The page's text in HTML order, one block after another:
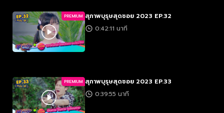
PREMIUM สุภาพบุรุษสุดซอย 2023 EP.32
0:42:11 นาที
PREMIUM สุภาพบุรุษสุดซอย 2023 EP.33
0:39:55 นาที